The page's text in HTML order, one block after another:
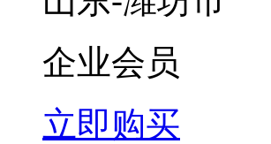
企业会员
立即购买